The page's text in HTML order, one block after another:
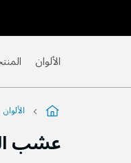
to
Content
الألوان
الألوان
عشب